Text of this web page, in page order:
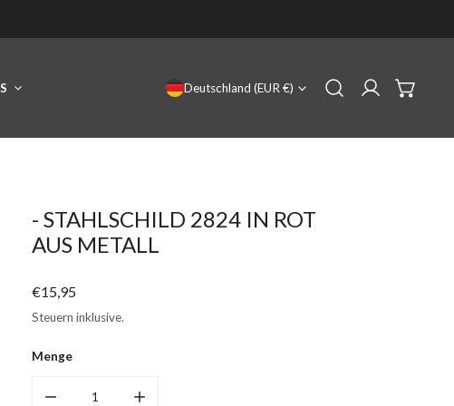
LAND/REGION
Deutschland (EUR €)
Einloggen
- STAHLSCHILD 2824 IN ROT
AUS METALL
Regulärer
Preis
€15,95
Steuern inklusive.
Menge